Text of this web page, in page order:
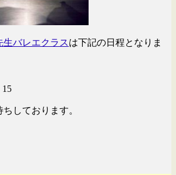
生バレエクラスは下記の日程となりま
15
しております。